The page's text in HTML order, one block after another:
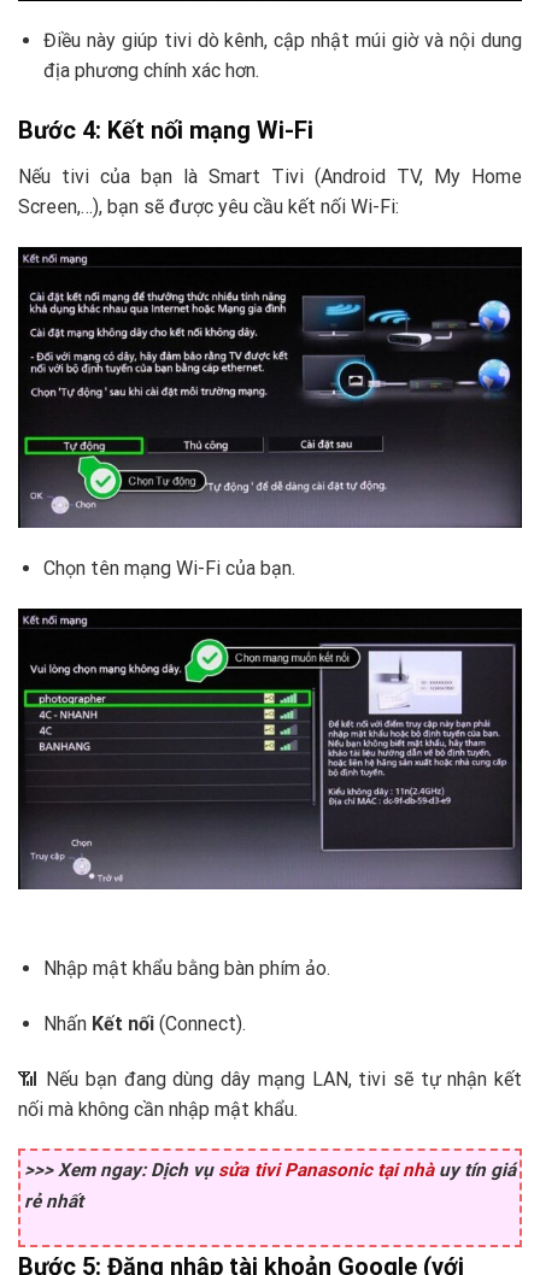
Điều này giúp tivi dò kênh, cập nhật múi giờ và nội dung
địa phương chính xác hơn.
Bước 4: Kết nối mạng Wi-Fi
Nếu tivi của bạn là Smart Tivi (Android TV, My Home
Screen,…), bạn sẽ được yêu cầu kết nối Wi-Fi:
Chọn tên mạng Wi-Fi của bạn.
Nhập mật khẩu bằng bàn phím ảo.
Nhấn Kết nối(Connect).
📶 Nếu bạn đang dùng dây mạng LAN, tivi sẽ tự nhận kết
nối mà không cần nhập mật khẩu.
>>> Xem ngay: Dịch vụ sửa tivi Panasonic tại nhàuy tín giá
rẻ nhất
Bước 5: Đăng nhập tài khoản Google (với